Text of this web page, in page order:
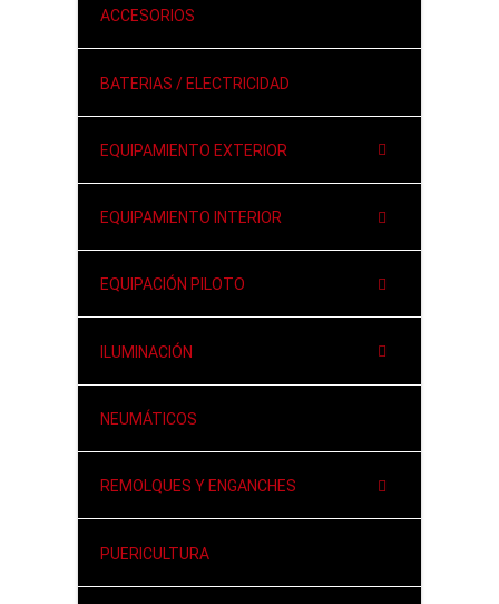
ACCESORIOS
BATERIAS / ELECTRICIDAD
EQUIPAMIENTO EXTERIOR
EQUIPAMIENTO INTERIOR
EQUIPACIÓN PILOTO
ILUMINACIÓN
NEUMÁTICOS
REMOLQUES Y ENGANCHES
PUERICULTURA